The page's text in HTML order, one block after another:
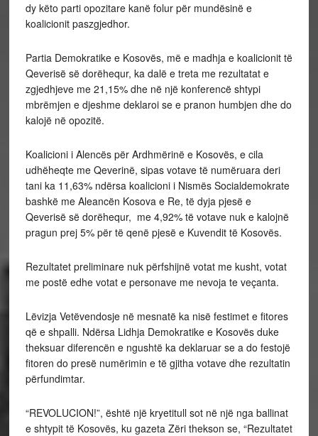
dy këto parti opozitare kanë folur për mundësinë e
koalicionit paszgjedhor.
Partia Demokratike e Kosovës, më e madhja e koalicionit të
Qeverisë së dorëhequr, ka dalë e treta me rezultatat e
zgjedhjeve me 21,15% dhe në një konferencë shtypi
mbrëmjen e djeshme deklaroi se e pranon humbjen dhe do
kalojë në opozitë.
Koalicioni i Alencës për Ardhmërinë e Kosovës, e cila
udhëheqte me Qeverinë, sipas votave të numëruara deri
tani ka 11,63% ndërsa koalicioni i Nismës Socialdemokrate
bashkë me Aleancën Kosova e Re, të dyja pjesë e
Qeverisë së dorëhequr, me 4,92% të votave nuk e kalojnë
pragun prej 5% për të qenë pjesë e Kuvendit të Kosovës.
Rezultatet preliminare nuk përfshijnë votat me kusht, votat
me postë edhe votat e personave me nevoja te veçanta.
Lëvizja Vetëvendosje në mesnatë ka nisë festimet e fitores
që e shpalli. Ndërsa Lidhja Demokratike e Kosovës duke
theksuar diferencën e ngushtë ka deklaruar se a do festojë
fitoren do presë numërimin e të gjitha votave dhe rezultatin
përfundimtar.
“REVOLUCION!”, është një kryetitull sot në një nga ballinat
e shtypit të Kosovës, ku gazeta Zëri thekson se, “Rezultatet